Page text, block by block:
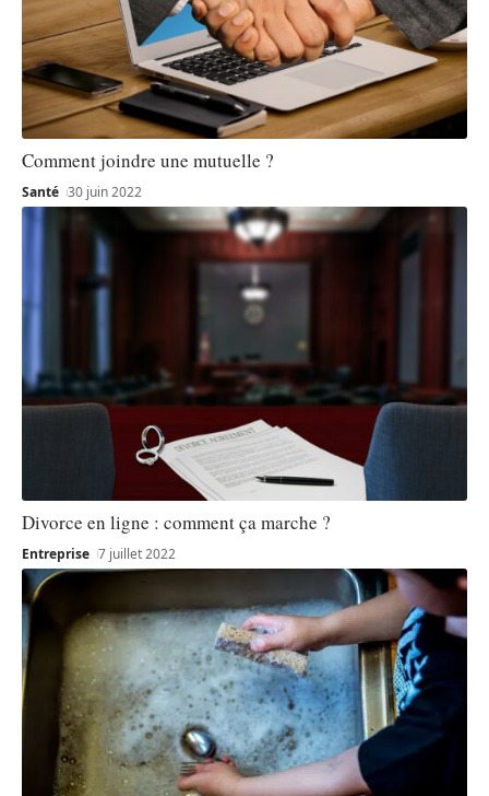
Comment joindre une mutuelle ?
Santé 30 juin 2022
Divorce en ligne : comment ça marche ?
Entreprise 7 juillet 2022